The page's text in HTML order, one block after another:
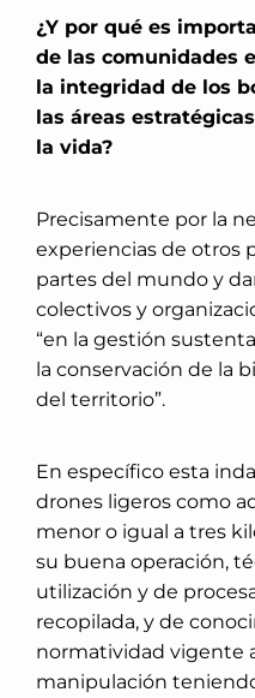
¿Y por qué es
de las comunidades
la integridad de los
las áreas
la vida?
Precisamente por la
experiencias de otros
partes del mundo y
colectivos y
“en la gestión
la conservación de la
del territorio”.
En específico esta
drones ligeros como
menor o igual a tres
su buena operación,
utilización y de
recopilada, y de
normatividad vigente
manipulación